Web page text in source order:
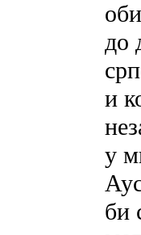
до
и
у
би